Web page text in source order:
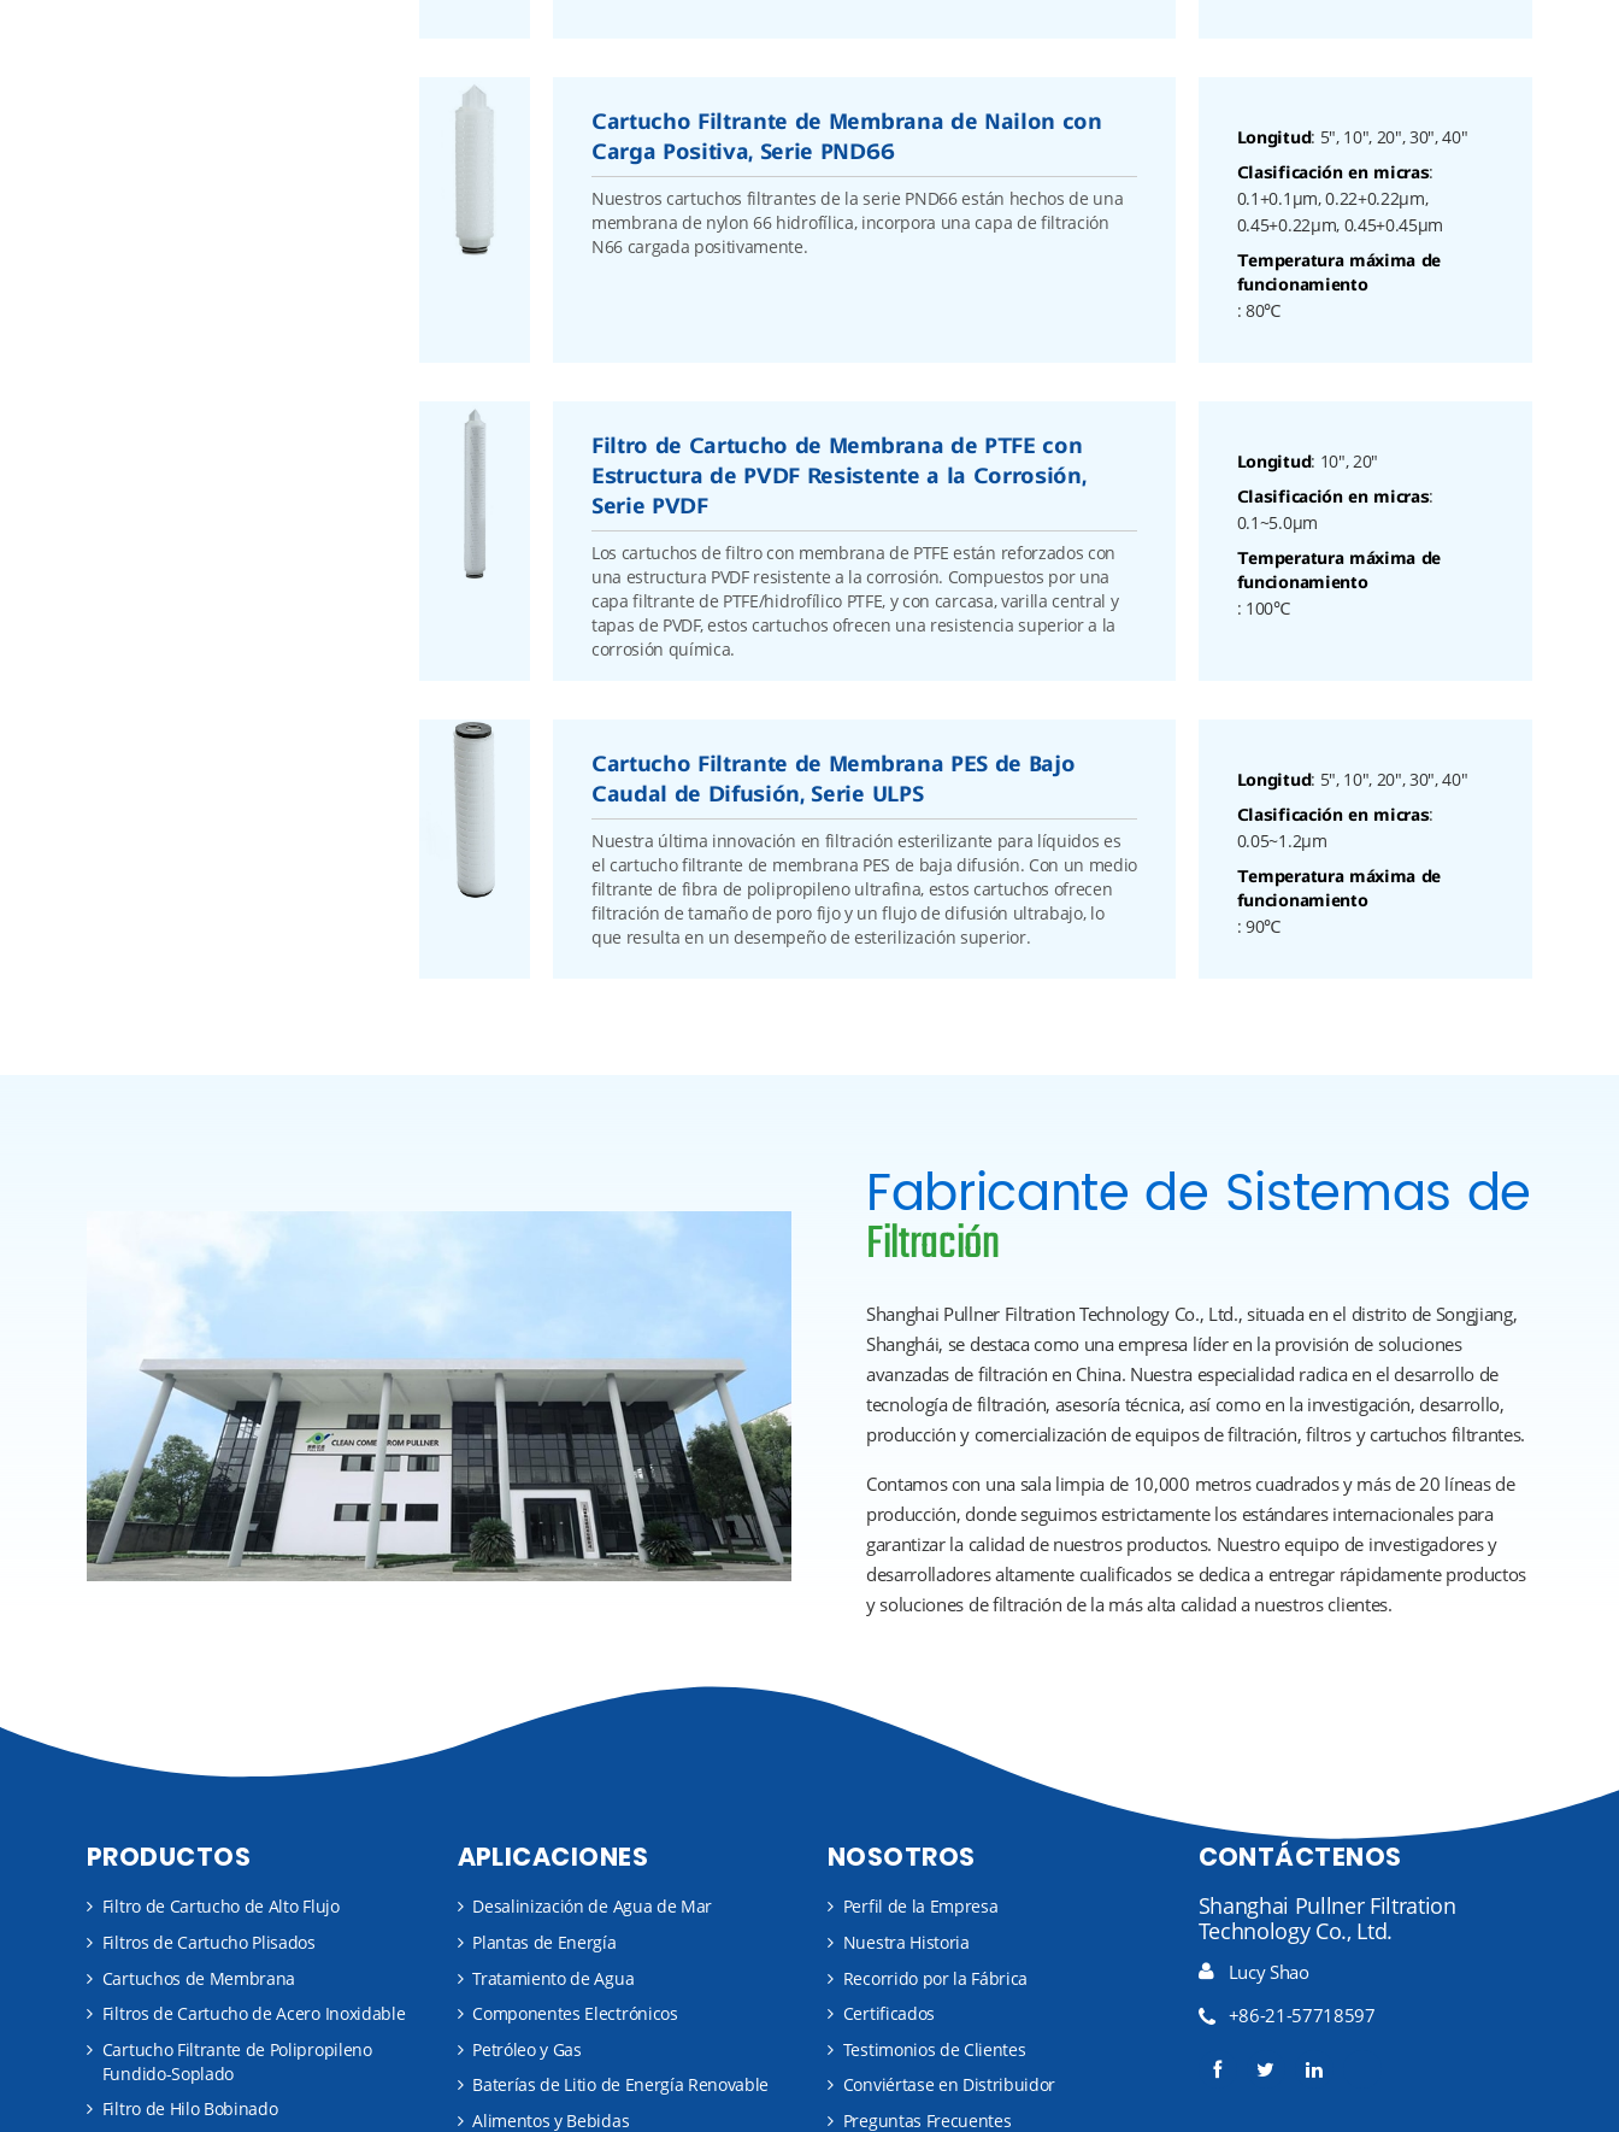
Cartucho Filtrante de Membrana de Nailon con
Carga Positiva, Serie PND66
Nuestros cartuchos filtrantes de la serie PND66 están hechos de una
membrana de nylon 66 hidrofílica, incorpora una capa de filtración
N66 cargada positivamente.
Longitud: 5", 10", 20", 30", 40"
Clasificación en micras:
0.1+0.1μm, 0.22+0.22μm,
0.45+0.22μm, 0.45+0.45μm
Temperatura máxima de
funcionamiento
: 80℃
Filtro de Cartucho de Membrana de PTFE con
Estructura de PVDF Resistente a la Corrosión,
Serie PVDF
Los cartuchos de filtro con membrana de PTFE están reforzados con
una estructura PVDF resistente a la corrosión. Compuestos por una
capa filtrante de PTFE/hidrofílico PTFE, y con carcasa, varilla central y
tapas de PVDF, estos cartuchos ofrecen una resistencia superior a la
corrosión química.
Longitud: 10", 20"
Clasificación en micras:
0.1~5.0μm
Temperatura máxima de
funcionamiento
: 100℃
Cartucho Filtrante de Membrana PES de Bajo
Caudal de Difusión, Serie ULPS
Nuestra última innovación en filtración esterilizante para líquidos es
el cartucho filtrante de membrana PES de baja difusión. Con un medio
filtrante de fibra de polipropileno ultrafina, estos cartuchos ofrecen
filtración de tamaño de poro fijo y un flujo de difusión ultrabajo, lo
que resulta en un desempeño de esterilización superior.
Longitud: 5", 10", 20", 30", 40"
Clasificación en micras:
0.05~1.2μm
Temperatura máxima de
funcionamiento
: 90℃
Fabricante de Sistemas de
Filtración
Shanghai Pullner Filtration Technology Co., Ltd., situada en el distrito de Songjiang,
Shanghái, se destaca como una empresa líder en la provisión de soluciones
avanzadas de filtración en China. Nuestra especialidad radica en el desarrollo de
tecnología de filtración, asesoría técnica, así como en la investigación, desarrollo,
producción y comercialización de equipos de filtración, filtros y cartuchos filtrantes.
Contamos con una sala limpia de 10,000 metros cuadrados y más de 20 líneas de
producción, donde seguimos estrictamente los estándares internacionales para
garantizar la calidad de nuestros productos. Nuestro equipo de investigadores y
desarrolladores altamente cualificados se dedica a entregar rápidamente productos
y soluciones de filtración de la más alta calidad a nuestros clientes.
PRODUCTOS
Filtro de Cartucho de Alto Flujo
Filtros de Cartucho Plisados
Cartuchos de Membrana
Filtros de Cartucho de Acero Inoxidable
Cartucho Filtrante de Polipropileno
Fundido-Soplado
Filtro de Hilo Bobinado
APLICACIONES
Desalinización de Agua de Mar
Plantas de Energía
Tratamiento de Agua
Componentes Electrónicos
Petróleo y Gas
Baterías de Litio de Energía Renovable
Alimentos y Bebidas
NOSOTROS
Perfil de la Empresa
Nuestra Historia
Recorrido por la Fábrica
Certificados
Testimonios de Clientes
Conviértase en Distribuidor
Preguntas Frecuentes
CONTÁCTENOS
Shanghai Pullner Filtration
Technology Co., Ltd.
Lucy Shao
+86-21-57718597